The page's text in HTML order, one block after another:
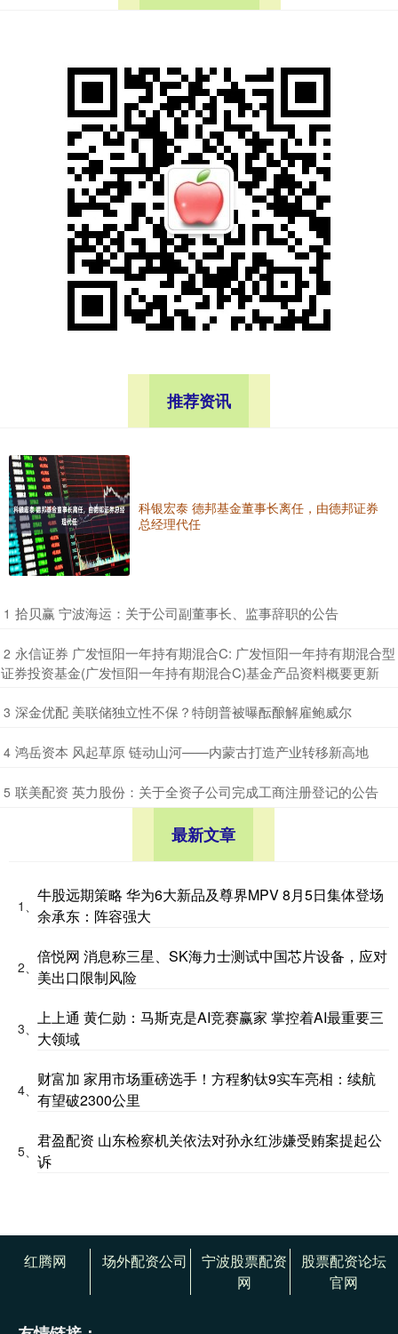
推荐资讯
科银宏泰 德邦基金董事长离任，由德邦证券
总经理代任
1 ​拾贝赢 宁波海运：关于公司副董事长、监事辞职的公告
2 ​永信证券 广发恒阳一年持有期混合C: 广发恒阳一年持有期混合型
证券投资基金(广发恒阳一年持有期混合C)基金产品资料概要更新
3 ​深金优配 美联储独立性不保？特朗普被曝酝酿解雇鲍威尔
4 ​鸿岳资本 风起草原 链动山河——内蒙古打造产业转移新高地
5 ​联美配资 英力股份：关于全资子公司完成工商注册登记的公告
最新文章
1、
牛股远期策略 华为6大新品及尊界MPV 8月5日集体登场
余承东：阵容强大
2、
倍悦网 消息称三星、SK海力士测试中国芯片设备，应对
美出口限制风险
3、
上上通 黄仁勋：马斯克是AI竞赛赢家 掌控着AI最重要三
大领域
4、
财富加 家用市场重磅选手！方程豹钛9实车亮相：续航
有望破2300公里
5、
君盈配资 山东检察机关依法对孙永红涉嫌受贿案提起公
诉
红腾网 场外配资公司
宁波股票配资
网
股票配资论坛
官网